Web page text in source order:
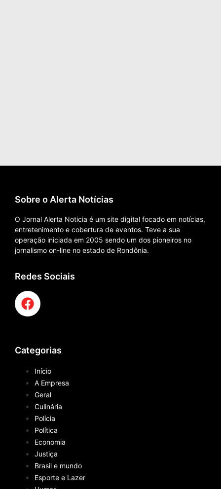
Sobre o Alerta Notícias
O Jornal Alerta Noticia é um site digital focado em notícias,
entretenimento e cobertura de eventos. Teve a sua
operação iniciada em 2005 sendo um dos pioneiros no
jornalismo on-line no estado de Rondônia.
Redes Sociais
Categorias
Início
A Empresa
Geral
Culinária
Polícia
Política
Economia
Justiça
Brasil e mundo
Esporte e Lazer